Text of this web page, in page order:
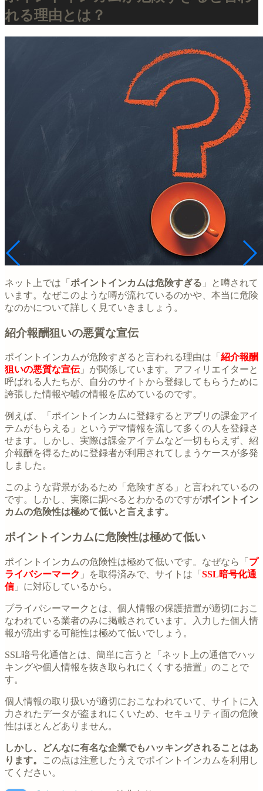
れる理由とは？
ネット上では「 ポイントインカムは危険すぎる 」と噂されて
います。なぜこのような噂が流れているのかや、本当に危険
なのかについて詳しく見ていきましょう。
紹介報酬狙いの悪質な宣伝
ポイントインカムが危険すぎると言われる理由は「 紹介報酬
狙いの悪質な宣伝」が関係しています。アフィリエイターと
呼ばれる人たちが、自分のサイトから登録してもらうために
誇張した情報や嘘の情報を広めているのです。
例えば、「ポイントインカムに登録するとアプリの課金アイ
テムがもらえる」というデマ情報を流して多くの人を登録さ
せます。しかし、実際は課金アイテムなど一切もらえず、紹
介報酬を得るために登録者が利用されてしまうケースが多発
しました。
このような背景があるため「危険すぎる」と言われているの
です。しかし、実際に調べるとわかるのですがポイントイン
カムの危険性は極めて低いと言えます。
ポイントインカムに危険性は極めて低い
ポイントインカムの危険性は極めて低いです。なぜなら「 プ
ライバシーマーク 」を取得済みで、サイトは「 SSL暗号化通
信」に対応しているから。
プライバシーマークとは、個人情報の保護措置が適切におこ
なわれている業者のみに掲載されています。入力した個人情
報が流出する可能性は極めて低いでしょう。
SSL暗号化通信とは、簡単に言うと「ネット上の通信でハッ
キングや個人情報を抜き取られにくくする措置」のことで
す。
個人情報の取り扱いが適切におこなわれていて、サイトに入
力されたデータが盗まれにくいため、セキュリティ面の危険
性はほとんどありません。
しかし、どんなに有名な企業でもハッキングされることはあ
ります。
この点は注意したうえでポイントインカムを利用し
てください。